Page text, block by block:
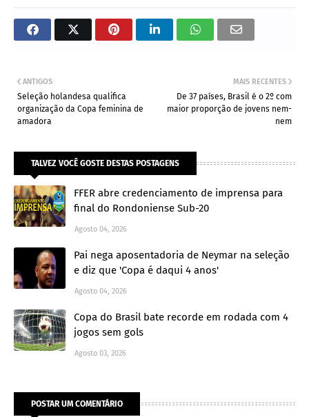
MAIS RECENTES
De 37 países, Brasil é o 2º com
maior proporção de jovens nem-
nem
ANTIGOS
Seleção holandesa qualifica
organização da Copa feminina de
amadora
TALVEZ VOCÊ GOSTE DESTAS POSTAGENS
FFER abre credenciamento de imprensa para
final do Rondoniense Sub-20
Agosto 04, 2026
Pai nega aposentadoria de Neymar na seleção
e diz que 'Copa é daqui 4 anos'
Agosto 04, 2026
Copa do Brasil bate recorde em rodada com 4
jogos sem gols
Agosto 03, 2026
POSTAR UM COMENTÁRIO